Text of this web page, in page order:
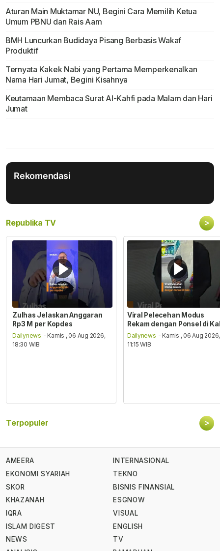
Aturan Main Muktamar NU, Begini Cara Memilih Ketua
Umum PBNU dan Rais Aam
BMH Luncurkan Budidaya Pisang Berbasis Wakaf
Produktif
Ternyata Kakek Nabi yang Pertama Memperkenalkan
Nama Hari Jumat, Begini Kisahnya
Keutamaan Membaca Surat Al-Kahfi pada Malam dan Hari
Jumat
Rekomendasi
Republika TV >
Zulhas Jelaskan Anggaran
Rp3 M per Kopdes
Dailynews - Kamis , 06 Aug 2026,
18:30 WIB
Viral Pelecehan Modus
Rekam dengan Ponsel di
Dailynews - Kamis , 06 Aug 2026,
11:15 WIB
Terpopuler >
AMEERA
EKONOMI SYARIAH
SKOR
KHAZANAH
IQRA
ISLAM DIGEST
NEWS
INTERNASIONAL
TEKNO
BISNIS FINANSIAL
ESGNOW
VISUAL
ENGLISH
TV